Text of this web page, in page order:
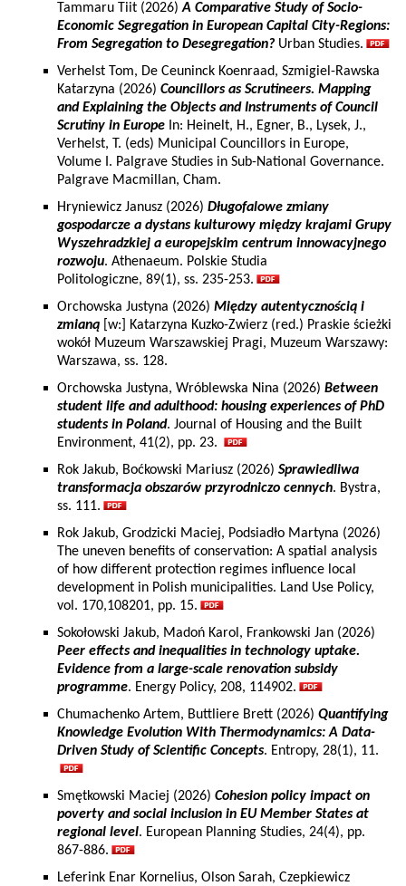
Tammaru Tiit (2026)A Comparative Study of Socio-
Economic Segregation in European Capital City-Regions:
From Segregation to Desegregation? Urban Studies.
Verhelst Tom, De Ceuninck Koenraad, Szmigiel-Rawska
Katarzyna (2026) Councillors as Scrutineers. Mapping
and Explaining the Objects and Instruments of Council
Scrutiny in Europe In: Heinelt, H., Egner, B., Lysek, J.,
Verhelst, T. (eds) Municipal Councillors in Europe,
Volume I. Palgrave Studies in Sub-National Governance.
Palgrave Macmillan, Cham.
Hryniewicz Janusz (2026) Długofalowe zmiany
gospodarcze a dystans kulturowy między krajami Grupy
Wyszehradzkiej a europejskim centrum innowacyjnego
rozwoju. Athenaeum. Polskie Studia
Politologiczne, 89(1), ss. 235-253.
Orchowska Justyna (2026) Między autentycznością i
zmianą [w:] Katarzyna Kuzko-Zwierz (red.) Praskie ścieżki
wokół Muzeum Warszawskiej Pragi, Muzeum Warszawy:
Warszawa, ss. 128.
Orchowska Justyna, Wróblewska Nina (2026) Between
student life and adulthood: housing experiences of PhD
students in Poland. Journal of Housing and the Built
Environment, 41(2), pp. 23.
Rok Jakub, Boćkowski Mariusz (2026) Sprawiedliwa
transformacja obszarów przyrodniczo cennych. Bystra,
ss. 111.
Rok Jakub, Grodzicki Maciej, Podsiadło Martyna (2026)
The uneven benefits of conservation: A spatial analysis
of how different protection regimes influence local
development in Polish municipalities. Land Use Policy,
vol. 170,108201, pp. 15.
Sokołowski Jakub, Madoń Karol, Frankowski Jan (2026)
Peer effects and inequalities in technology uptake.
Evidence from a large-scale renovation subsidy
programme. Energy Policy, 208, 114902.
Chumachenko Artem, Buttliere Brett (2026) Quantifying
Knowledge Evolution With Thermodynamics: A Data-
Driven Study of Scientific Concepts. Entropy, 28(1), 11.
Smętkowski Maciej (2026) Cohesion policy impact on
poverty and social inclusion in EU Member States at
regional level. European Planning Studies, 24(4), pp.
867-886.
Leferink Enar Kornelius, Olson Sarah, Czepkiewicz